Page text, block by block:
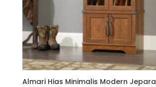
Almari Hias Minimalis Modern Jepara